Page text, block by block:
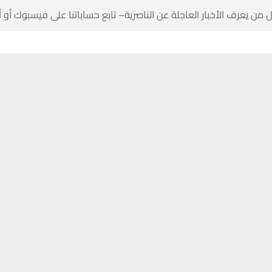
يعرف الأخبار العاجلة عن الناصرية– تابع حساباتنا على فيسبوك